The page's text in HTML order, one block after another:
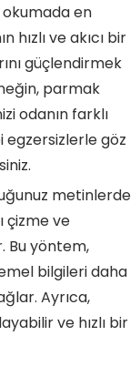
okumada en
ve akıcı bir
güçlendirmek
parmak
odanın farklı
egzersizlerle göz
metinlerde
çizme ve
Bu yöntem,
bilgileri daha
Ayrıca,
ve hızlı bir